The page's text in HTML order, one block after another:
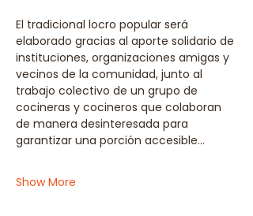
El tradicional locro popular será
elaborado gracias al aporte solidario de
instituciones, organizaciones amigas y
vecinos de la comunidad, junto al
trabajo colectivo de un grupo de
cocineras y cocineros que colaboran
de manera desinteresada para
garantizar una porción accesible…
Show More